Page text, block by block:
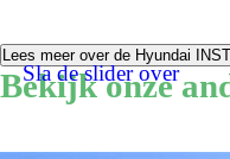
Lees meer over de Hyundai
Bekijk onze
Sla de slider over